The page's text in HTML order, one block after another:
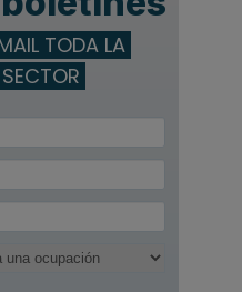
TODA LA